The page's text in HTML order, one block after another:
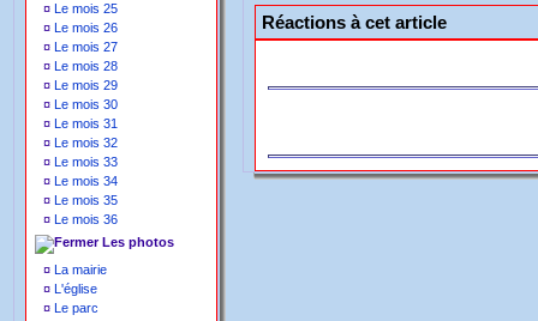
¤ Le mois 25
¤ Le mois 26
¤ Le mois 27
¤ Le mois 28
¤ Le mois 29
¤ Le mois 30
¤ Le mois 31
¤ Le mois 32
¤ Le mois 33
¤ Le mois 34
¤ Le mois 35
¤ Le mois 36
Les photos
¤ La mairie
¤ L'église
¤ Le parc
Réactions à cet article